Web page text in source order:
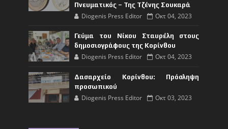
Πνευματικός – Της Τζένης Σουκαρά
Diogenis Press Editor Οκτ 04, 2023
Γεύμα του Νίκου Σταυρέλη στους
δημοσιογράφους της Κορίνθου
Diogenis Press Editor Οκτ 04, 2023
Δασαρχείο Κορίνθου: Πρόσληψη
προσωπικού
Diogenis Press Editor Οκτ 03, 2023